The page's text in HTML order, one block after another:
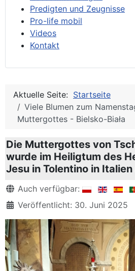
Predigten und Zeugnisse
Pro-life mobil
Videos
Kontakt
Aktuelle Seite: Startseite
Viele Blumen zum
Muttergottes - Bielsko-Biała
Die Muttergottes von
wurde im Heiligtum des
Jesu in Tolentino in
DetailsAuch verfügbar:
Veröffentlicht: 30. Juni 2025